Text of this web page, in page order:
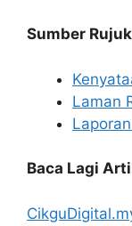
Sumber
Laman
Baca Lagi